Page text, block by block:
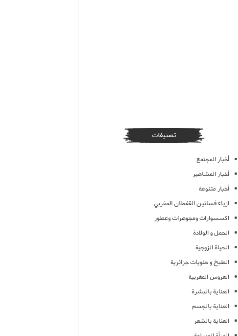
تصنيفات
أخبار المجتمع
أخبار المشاهير
أخبار متنوعة
ازياء فساتين القفطان المغربي
اكسسوارات ومجوهرات وعطور
الحمل و الولادة
الحياة الزوجية
الطبخ و حلويات جزائرية
العروس المغربية
العناية بالبشرة
العناية بالجسم
العناية بالشعر